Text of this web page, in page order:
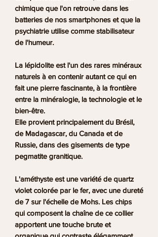
chimique que l'on retrouve dans les
batteries de nos smartphones et que la
psychiatrie utilise comme stabilisateur
de l'humeur.
La lépidolite est l'un des rares minéraux
naturels à en contenir autant ce qui en
fait une pierre fascinante, à la frontière
entre la minéralogie, la technologie et le
bien-être.
Elle provient principalement du Brésil,
de Madagascar, du Canada et de
Russie, dans des gisements de type
pegmatite granitique.
L'améthysteest une variété de quartz
violet colorée par le fer, avec une dureté
de 7 sur l'échelle de Mohs. Les chips
qui composent la chaîne de ce collier
apportent une touche brute et